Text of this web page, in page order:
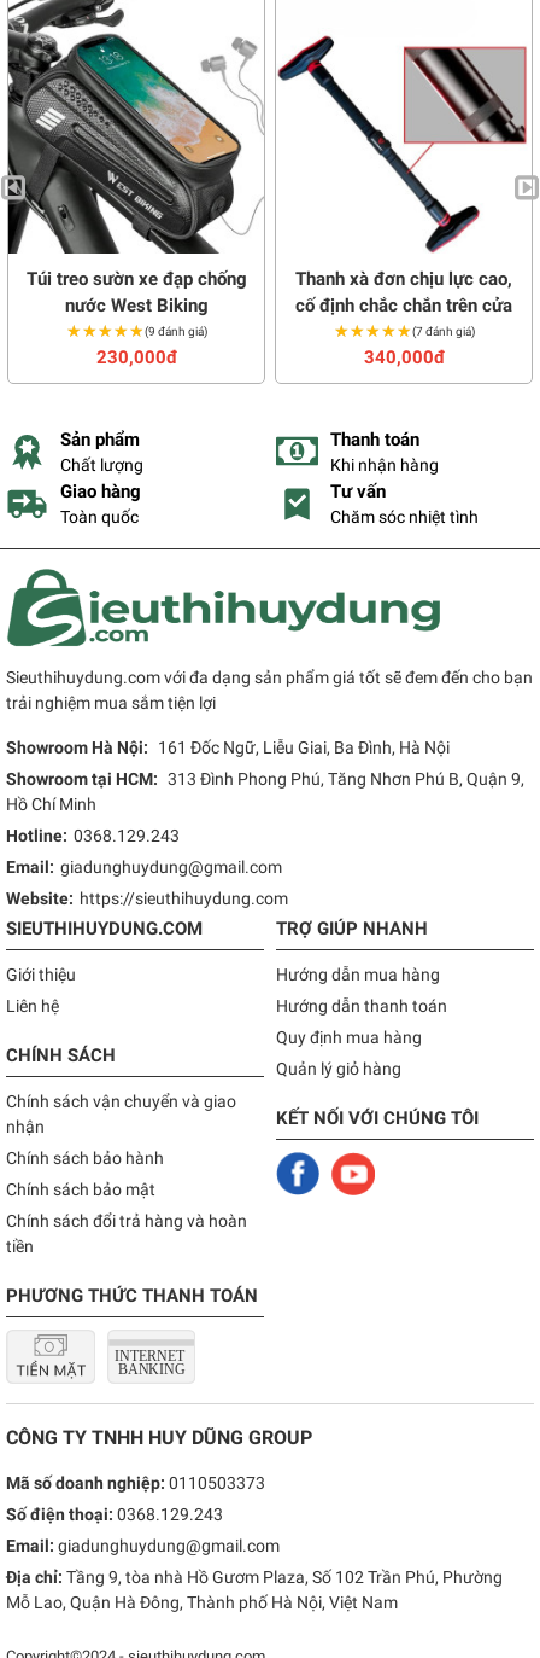
Túi treo sườn xe đạp chống
nước West Biking
★★★★★
★★★★★(9 đánh giá)
230,000đ
Thanh xà đơn chịu lực cao,
cố định chắc chắn trên cửa
★★★★★
★★★★★(7 đánh giá)
340,000đ
Sản phẩm
Chất lượng
Thanh toán
Khi nhận hàng
Giao hàng
Toàn quốc
Tư vấn
Chăm sóc nhiệt tình
Sieuthihuydung.com với đa dạng sản phẩm giá tốt sẽ đem đến cho bạn
trải nghiệm mua sắm tiện lợi
Showroom Hà Nội:
161 Đốc Ngữ, Liễu Giai, Ba Đình, Hà Nội
Showroom tại HCM: 313 Đình Phong Phú, Tăng Nhơn Phú B, Quận 9,
Hồ Chí Minh
Hotline: 0368.129.243
Email: giadunghuydung@gmail.com
Website: https://sieuthihuydung.com
SIEUTHIHUYDUNG.COM
Giới thiệu
Liên hệ
CHÍNH SÁCH
Chính sách vận chuyển và giao
nhận
Chính sách bảo hành
Chính sách bảo mật
Chính sách đổi trả hàng và hoàn
tiền
PHƯƠNG THỨC THANH TOÁN
TRỢ GIÚP NHANH
Hướng dẫn mua hàng
Hướng dẫn thanh toán
Quy định mua hàng
Quản lý giỏ hàng
KẾT NỐI VỚI CHÚNG TÔI
CÔNG TY TNHH HUY DŨNG GROUP
Mã số doanh nghiệp: 0110503373
Số điện thoại: 0368.129.243
Email: giadunghuydung@gmail.com
Địa chỉ: Tầng 9, tòa nhà Hồ Gươm Plaza, Số 102 Trần Phú, Phường
Mỗ Lao, Quận Hà Đông, Thành phố Hà Nội, Việt Nam